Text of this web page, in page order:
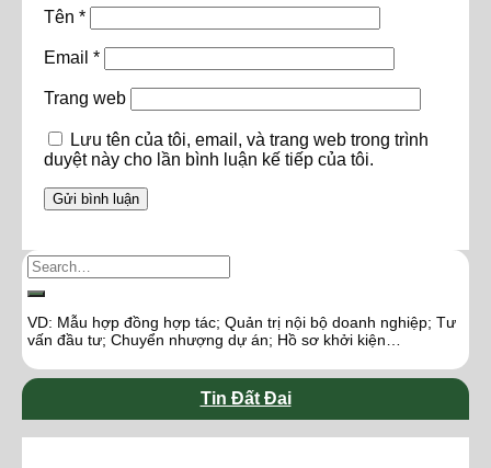
Tên *
Email *
Trang web
Lưu tên của tôi, email, và trang web trong trình
duyệt này cho lần bình luận kế tiếp của tôi.
VD: Mẫu hợp đồng hợp tác; Quản trị nội bộ doanh nghiệp; Tư
vấn đầu tư; Chuyển nhượng dự án; Hồ sơ khởi kiện…
Tin Đất Đai